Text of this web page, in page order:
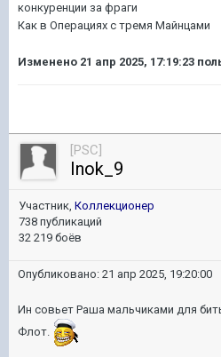
конкуренции за фраги
Как в Операциях с тремя Майнцами
Изменено 21 апр 2025, 17:19:23
[PSC]
Inok_9
Участник, Коллекционер
738 публикаций
32 219 боёв
Опубликовано: 21 апр 2025, 19:20:00
Ин совьет Раша мальчиками для
Флот.